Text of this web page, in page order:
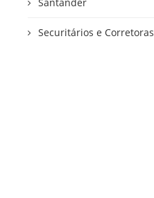
Securitários e Corretoras